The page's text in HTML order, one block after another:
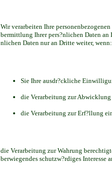
Wir verarbeiten Ihre
bermittlung Ihrer pers?nlichen Daten an
nlichen Daten nur an Dritte weiter, wenn:
Sie Ihre ausdr?ckliche
die Verarbeitung zur
die Verarbeitung zur Erf?llung
die Verarbeitung zur Wahrung
berwiegendes schutzw?rdiges Interesse